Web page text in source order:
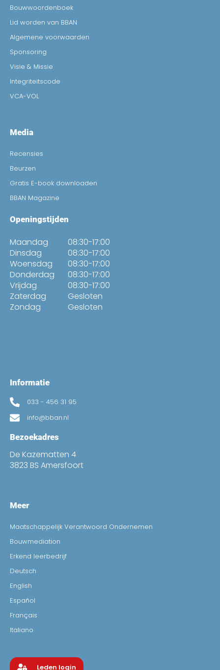
Bouwwoordenboek
Lid worden van BBAN
Algemene voorwaarden
Sponsoring
Visie & Missie
Integriteitscode
VCA-VOL
Media
Recensies
Beurzen
Gratis E-book downloaden
BBAN Magazine
Openingstijden
Maandag
Dinsdag
Woensdag
Donderdag
Vrijdag
Zaterdag
Zondag
08:30-17:00
08:30-17:00
08:30-17:00
08:30-17:00
08:30-17:00
Gesloten
Gesloten
Informatie
033 - 456 31 95
info@bban.nl
Bezoekadres
De Kazematten 4
3823 BS Amersfoort
Meer
Maatschappelijk Verantwoord Ondernemen
Bouwmediation
Erkend leerbedrijf
Deutsch
English
Español
Français
Italiano
Leden login